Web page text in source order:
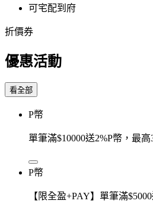
可宅配到府
折價券
優惠活動
看全部
P幣
單筆滿$10000送2%P幣，最高
P幣
【限全盈+PAY】單筆滿